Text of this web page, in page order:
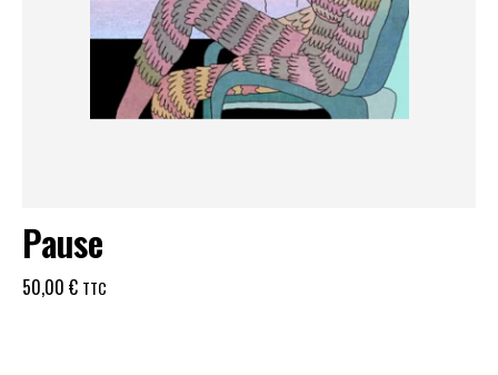
Pause
50,00 € TTC